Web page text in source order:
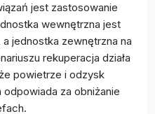
jest zastosowanie
wewnętrzna jest
jednostka zewnętrzna na
rekuperacja działa
powietrze i odzysk
za obniżanie